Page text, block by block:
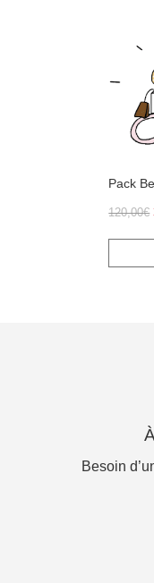
Pack
120,00€
Besoin